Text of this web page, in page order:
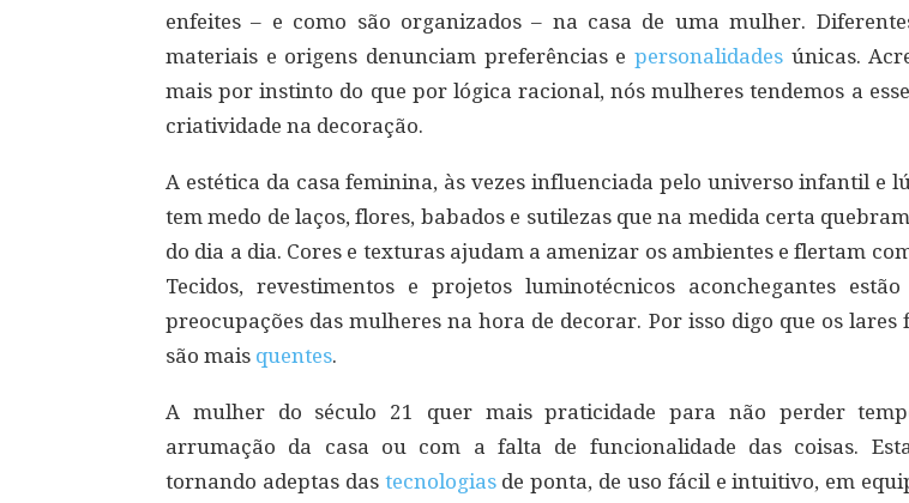
enfeites – e como são organizados – na casa de uma mulher.
materiais e origens denunciam preferências e personalidades únicas.
mais por instinto do que por lógica racional, nós mulheres tendemos a
criatividade na decoração.
A estética da casa feminina, às vezes influenciada pelo universo infantil e
tem medo de laços, flores, babados e sutilezas que na medida certa
do dia a dia. Cores e texturas ajudam a amenizar os ambientes e flertam
Tecidos, revestimentos e projetos luminotécnicos aconchegantes
preocupações das mulheres na hora de decorar. Por isso digo que os lares
são mais quentes.
A mulher do século 21 quer mais praticidade para não perder
arrumação da casa ou com a falta de funcionalidade das coisas.
tornando adeptas das tecnologias de ponta, de uso fácil e intuitivo, em